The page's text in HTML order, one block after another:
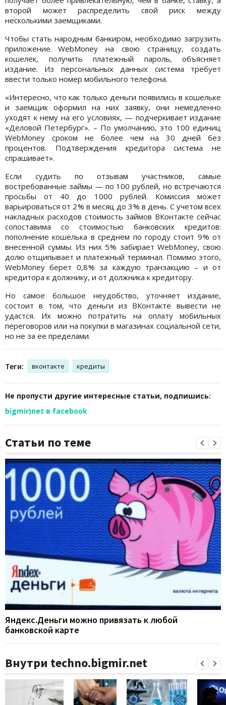
второй может распределить свой риск между
несколькими заемщиками.
Чтобы стать народным банкиром, необходимо загрузить
приложение WebMoney на свою страницу, создать
кошелек, получить платежный пароль, объясняет
издание. Из персональных данных система требует
ввести только номер мобильного телефона.
«Интересно, что как только деньги появились в кошельке
и заемщик оформил на них заявку, они немедленно
уходят к нему на его условиях, — подчеркивает издание
«Деловой Петербург». – По умолчанию, это 100 единиц
WebMoney сроком не более чем на 30 дней без
процентов. Подтверждения кредитора система не
спрашивает».
Если судить по отзывам участников, самые
востребованные займы — по 100 рублей, но встречаются
просьбы от 40 до 1000 рублей. Комиссия может
варьироваться от 2 % в месяц до 3 % в день. С учетом всех
накладных расходов стоимость займов ВКонтакте сейчас
сопоставима со стоимостью банковских кредитов:
пополнение кошелька в среднем по городу стоит 9 % от
внесенной суммы. Из них 5 % забирает WebMoney, свою
долю отщипывает и платежный терминал. Помимо этого,
WebMoney берет 0,8 % за каждую транзакцию – и от
кредитора к должнику, и от должника к кредитору.
Но самое большое неудобство, уточняет издание,
состоит в том, что деньги из ВКонтакте вывести не
удастся. Их можно потратить на оплату мобильных
переговоров или на покупки в магазинах социальной сети,
но не за ее пределами.
Теги: вконтакте кредиты
Не пропусти другие интересные статьи, подпишись:
bigmir)net в facebook
Статьи по теме
Яндекс.Деньги можно привязать к любой
банковской карте
Внутри techno.bigmir.net